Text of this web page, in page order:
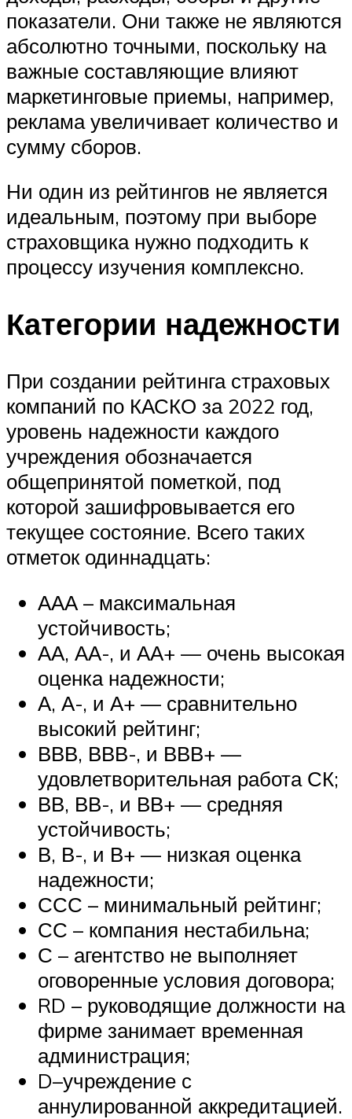
показатели. Они также не являются
абсолютно точными, поскольку на
важные составляющие влияют
маркетинговые приемы, например,
реклама увеличивает количество и
сумму сборов.
Ни один из рейтингов не является
идеальным, поэтому при выборе
страховщика нужно подходить к
процессу изучения комплексно.
Категории надежности
При создании рейтинга страховых
компаний по КАСКО за 2022 год,
уровень надежности каждого
учреждения обозначается
общепринятой пометкой, под
которой зашифровывается его
текущее состояние. Всего таких
отметок одиннадцать:
ААА – максимальная
устойчивость;
АА, АА-, и АА+ — очень высокая
оценка надежности;
А, А-, и А+ — сравнительно
высокий рейтинг;
ВВВ, ВВВ-, и ВВВ+ —
удовлетворительная работа СК;
ВВ, ВВ-, и ВВ+ — средняя
устойчивость;
В, В-, и В+ — низкая оценка
надежности;
ССС – минимальный рейтинг;
СС – компания нестабильна;
С – агентство не выполняет
оговоренные условия договора;
RD – руководящие должности на
фирме занимает временная
администрация;
D–учреждение с
аннулированной аккредитацией.